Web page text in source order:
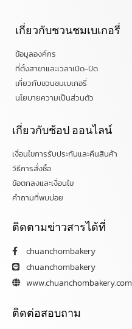
เกี่ยวกับชวนชมเบเกอรี่
ข้อมูลองค์กร
ที่ตั้งสาขาและเวลาเปิด-ปิด
เกี่ยวกับชวนชมเบเกอรี่
นโยบายความเป็นส่วนตัว
เกี่ยวกับช้อป ออนไลน์
เงื่อนไขการรับประกันและคืนสินค้า
วิธีการสั่งซื้อ
ข้อตกลงและเงื่อนไข
คำถามที่พบบ่อย
ติดตามข่าวสารได้ที่
chuanchombakery
chuanchombakery
www.chuanchombakery.com
ติดต่อสอบถาม